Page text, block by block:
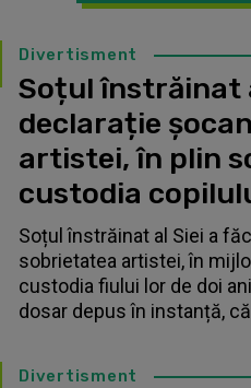
Divertisment
Soțul înstrăinat
declarație
artistei, în plin
custodia
Soțul înstrăinat al Siei a
sobrietatea artistei, în
custodia fiului lor de doi
dosar depus în instanță,
Divertisment